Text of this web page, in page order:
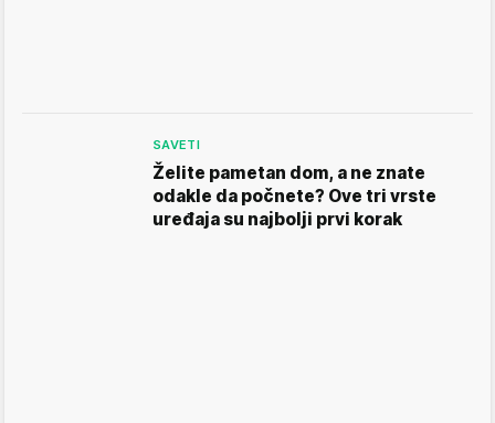
SAVETI
Želite pametan dom, a ne znate
odakle da počnete? Ove tri vrste
uređaja su najbolji prvi korak